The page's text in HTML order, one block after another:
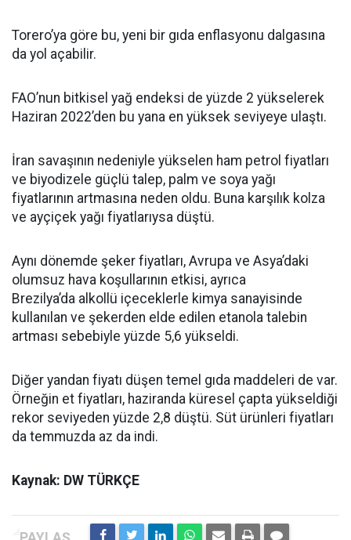
Torero’ya göre bu, yeni bir gıda enflasyonu dalgasına
da yol açabilir.
FAO’nun bitkisel yağ endeksi de yüzde 2 yükselerek
Haziran 2022’den bu yana en yüksek seviyeye ulaştı.
İran savaşının nedeniyle yükselen ham petrol fiyatları
ve biyodizele güçlü talep, palm ve soya yağı
fiyatlarının artmasına neden oldu. Buna karşılık kolza
ve ayçiçek yağı fiyatlarıysa düştü.
Aynı dönemde şeker fiyatları, Avrupa ve Asya’daki
olumsuz hava koşullarının etkisi, ayrıca
Brezilya’da alkollü içeceklerle kimya sanayisinde
kullanılan ve şekerden elde edilen etanola talebin
artması sebebiyle yüzde 5,6 yükseldi.
Diğer yandan fiyatı düşen temel gıda maddeleri de var.
Örneğin et fiyatları, haziranda küresel çapta yükseldiği
rekor seviyeden yüzde 2,8 düştü. Süt ürünleri fiyatları
da temmuzda az da indi.
Kaynak: DW TÜRKÇE